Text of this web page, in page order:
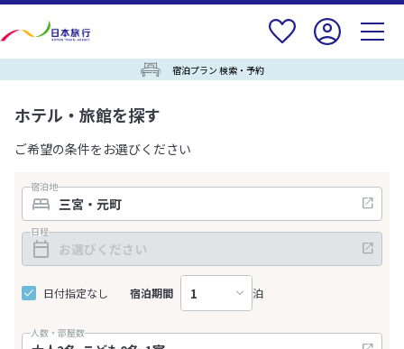
宿泊プラン 検索・予約
ホテル・旅館を探す
ご希望の条件をお選びください
宿泊地
日程
日付指定なし 宿泊期間 泊
人数・部屋数